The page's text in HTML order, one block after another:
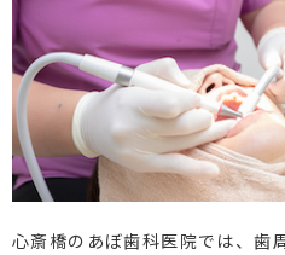
心斎橋のあぼ歯科医院では、歯